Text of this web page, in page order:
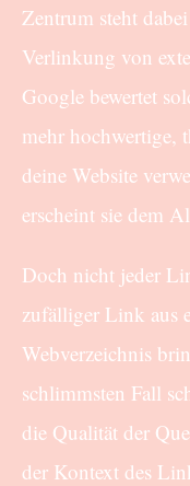
Zentrum steht
Verlinkung von
Google bewertet
mehr hochwertige,
deine Website
erscheint sie dem
Doch nicht jeder
zufälliger Link aus
Webverzeichnis
schlimmsten Fall
die Qualität der
der Kontext des